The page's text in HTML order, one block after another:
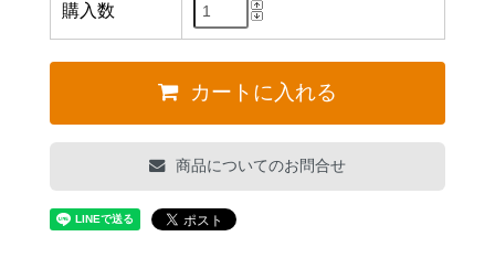
購入数
カートに入れる
商品についてのお問合せ